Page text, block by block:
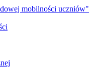
mobilności uczniów"